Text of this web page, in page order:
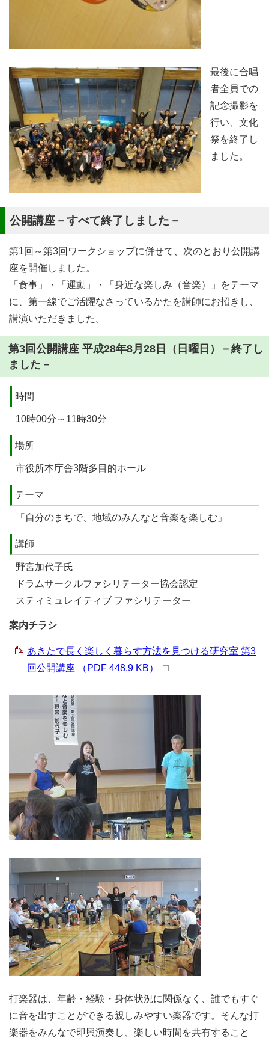
最後に合唱
者全員での
記念撮影を
行い、文化
祭を終了し
ました。
公開講座－すべて終了しました－
第1回～第3回ワークショップに併せて、次のとおり公開講
座を開催しました。
「食事」・「運動」・「身近な楽しみ（音楽）」をテーマ
に、第一線でご活躍なさっているかたを講師にお招きし、
講演いただきました。
第3回公開講座 平成28年8月28日（日曜日）－終了し
ました－
時間
10時00分～11時30分
場所
市役所本庁舎3階多目的ホール
テーマ
「自分のまちで、地域のみんなと音楽を楽しむ」
講師
野宮加代子氏
ドラムサークルファシリテーター協会認定
スティミュレイティブ ファシリテーター
案内チラシ
あきたで長く楽しく暮らす方法を見つける研究室 第3
回公開講座 （PDF 448.9 KB）
打楽器は、年齢・経験・身体状況に関係なく、誰でもすぐ
に音を出すことができる親しみやすい楽器です。そんな打
楽器をみんなで即興演奏し、楽しい時間を共有すること